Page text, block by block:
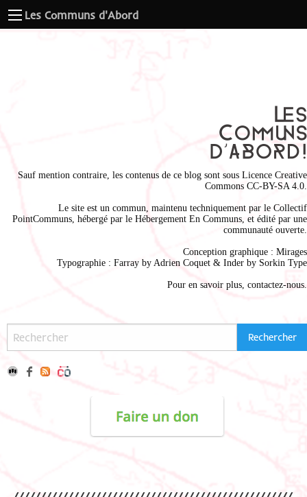
Les Communs d'Abord
Sauf mention contraire, les contenus de ce blog sont sous Licence Creative
Commons CC-BY-SA 4.0
Le site est un commun, maintenu techniquement par le Collectif
PointCommuns , hébergé par le Hébergement En Communs , et édité par une
communauté ouverte.
Conception graphique : Mirages
Typographie : Farray by Adrien Coquet & Inder by Sorkin Type
Pour en savoir plus, contactez-nous